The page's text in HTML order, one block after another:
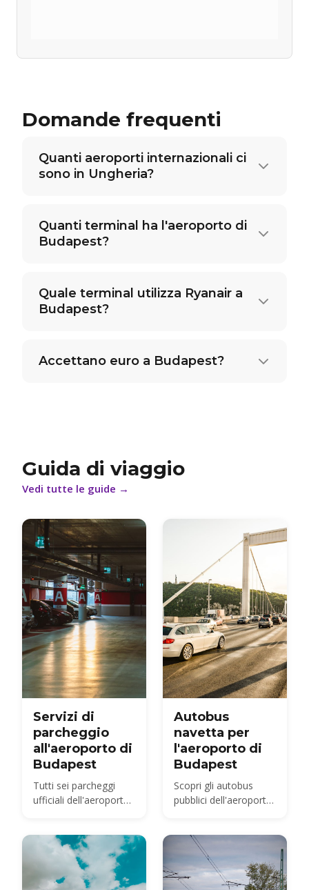
Domande frequenti
Quanti aeroporti internazionali ci
sono in Ungheria?
Quanti terminal ha l'aeroporto di
Budapest?
Quale terminal utilizza Ryanair a
Budapest?
Accettano euro a Budapest?
Guida di viaggio
Vedi tutte le guide →
Servizi di
parcheggio
all'aeroporto di
Budapest
Tutti sei parcheggi
ufficiali dell'aeroporto
Smart, City Break,
Terminal, Premium e
l'area di ritiro arrivi –
con i prezzi del 2026 e
Autobus
navetta per
l'aeroporto di
Budapest
Scopri gli autobus
pubblici dell'aeroporto